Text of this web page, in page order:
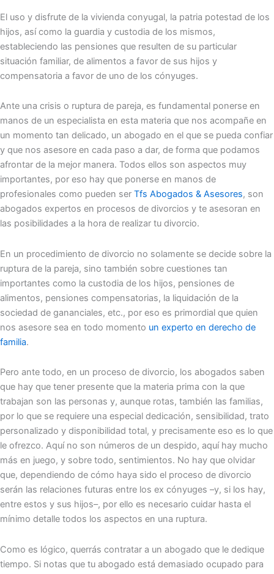
El uso y disfrute de la vivienda conyugal, la patria potestad de los
hijos, así como la guardia y custodia de los mismos,
estableciendo las pensiones que resulten de su particular
situación familiar, de alimentos a favor de sus hijos y
compensatoria a favor de uno de los cónyuges.
Ante una crisis o ruptura de pareja, es fundamental ponerse en
manos de un especialista en esta materia que nos acompañe en
un momento tan delicado, un abogado en el que se pueda confiar
y que nos asesore en cada paso a dar, de forma que podamos
afrontar de la mejor manera. Todos ellos son aspectos muy
importantes, por eso hay que ponerse en manos de
profesionales como pueden ser Tfs Abogados & Asesores, son
abogados expertos en procesos de divorcios y te asesoran en
las posibilidades a la hora de realizar tu divorcio.
En un procedimiento de divorcio no solamente se decide sobre la
ruptura de la pareja, sino también sobre cuestiones tan
importantes como la custodia de los hijos, pensiones de
alimentos, pensiones compensatorias, la liquidación de la
sociedad de gananciales, etc., por eso es primordial que quien
nos asesore sea en todo momento un experto en derecho de
familia.
Pero ante todo, en un proceso de divorcio, los abogados saben
que hay que tener presente que la materia prima con la que
trabajan son las personas y, aunque rotas, también las familias,
por lo que se requiere una especial dedicación, sensibilidad, trato
personalizado y disponibilidad total, y precisamente eso es lo que
le ofrezco. Aquí no son números de un despido, aquí hay mucho
más en juego, y sobre todo, sentimientos. No hay que olvidar
que, dependiendo de cómo haya sido el proceso de divorcio
serán las relaciones futuras entre los ex cónyuges –y, si los hay,
entre estos y sus hijos–, por ello es necesario cuidar hasta el
mínimo detalle todos los aspectos en una ruptura.
Como es lógico, querrás contratar a un abogado que le dedique
tiempo. Si notas que tu abogado está demasiado ocupado para